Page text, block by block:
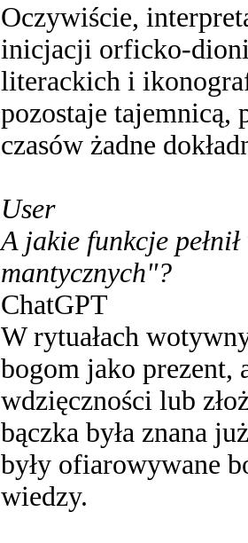
Oczywiście,
inicjacji orficko-
literackich i
pozostaje tajemnicą,
czasów żadne
User
A jakie funkcje
mantycznych"?
ChatGPT
W rytuałach
bogom jako prezent,
wdzięczności lub
bączka była znana
były ofiarowywane
wiedzy.